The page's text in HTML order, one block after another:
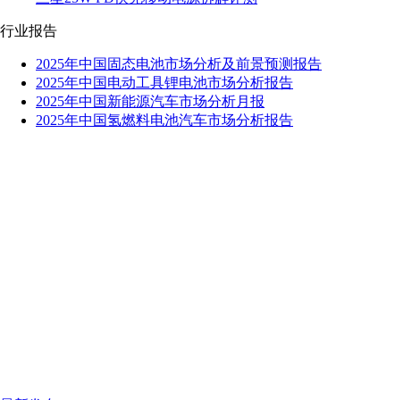
行业报告
2025年中国固态电池市场分析及前景预测报告
2025年中国电动工具锂电池市场分析报告
2025年中国新能源汽车市场分析月报
2025年中国氢燃料电池汽车市场分析报告